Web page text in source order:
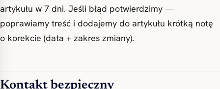
artykułu w 7 dni. Jeśli błąd potwierdzimy —
poprawiamy treść i dodajemy do artykułu krótką notę
o korekcie (data + zakres zmiany).
Kontakt bezpieczny